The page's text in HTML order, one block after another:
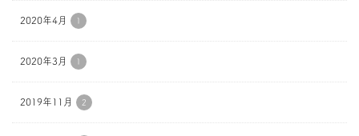
2020年4月 1
2020年3月 1
2019年11月 2